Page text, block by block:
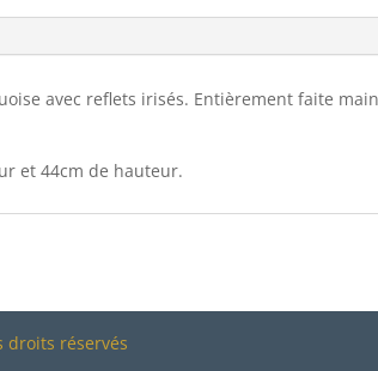
avec reflets irisés. Entièrement faite
et 44cm de hauteur.
droits réservés